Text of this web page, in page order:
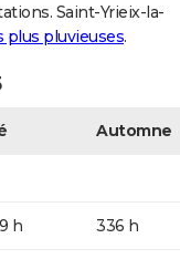
Saint-Yrieix-la-
plus pluvieuses.
Automne
h 336 h